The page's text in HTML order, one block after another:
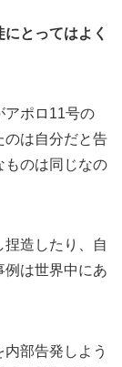
とってはよく
アポロ11号の
のは自分だと告
ものは同じなの
造したり、自
例は世界中にあ
部告発しよう